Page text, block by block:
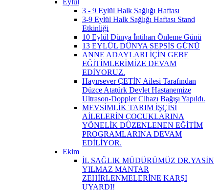
3 - 9 Eylül Halk Sağlığı Haftası
3-9 Eylül Halk Sağlığı Haftası Stand
Etkinliği
10 Eylül Dünya İntiharı Önleme Günü
13 EYLÜL DÜNYA SEPSİS GÜNÜ
ANNE ADAYLARI İÇİN GEBE
EĞİTİMLERİMİZE DEVAM
EDİYORUZ.
Hayırsever ÇETİN Ailesi Tarafından
Düzce Atatürk Devlet Hastanemize
Ultrason-Doppler Cihazı Bağışı Yapıldı.
MEVSİMLİK TARIM İŞÇİSİ
AİLELERİN ÇOCUKLARINA
YÖNELİK DÜZENLENEN EĞİTİM
PROGRAMLARINA DEVAM
EDİLİYOR.
Ekim
İL SAĞLIK MÜDÜRÜMÜZ DR.YASİN
YILMAZ MANTAR
ZEHİRLENMELERİNE KARŞI
UYARDI!